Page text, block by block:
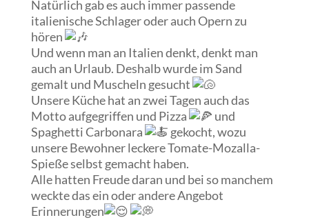
Natürlich gab es auch immer passende
italienische Schlager oder auch Opern zu
hören
Und wenn man an Italien denkt, denkt man
auch an Urlaub. Deshalb wurde imSand
gemalt und Muscheln gesucht
Unsere Küche hat an zwei Tagen auch das
Motto aufgegriffen und Pizza
und
Spaghetti Carbonara
gekocht, wozu
unsere Bewohner leckere Tomate-Mozalla-
Spieße selbst gemacht haben.
Alle hatten Freude daran und bei so manchem
weckte das ein oder andere Angebot
Erinnerungen